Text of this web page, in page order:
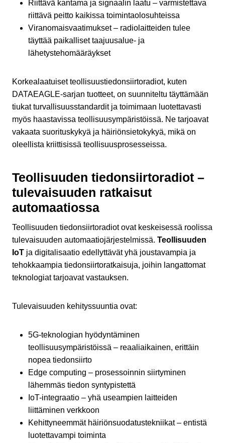
Riittävä kantama ja signaalin laatu – varmistettava
riittävä peitto kaikissa toimintaolosuhteissa
Viranomaisvaatimukset – radiolaitteiden tulee
täyttää paikalliset taajuusalue- ja
lähetystehomääräykset
Korkealaatuiset teollisuustiedonsiirtoradiot, kuten
DATAEAGLE-sarjan tuotteet, on suunniteltu täyttämään
tiukat turvallisuusstandardit ja toimimaan luotettavasti
myös haastavissa teollisuusympäristöissä. Ne tarjoavat
vakaata suorituskykyä ja häiriönsietokykyä, mikä on
oleellista kriittisissä teollisuusprosesseissa.
Teollisuuden tiedonsiirtoradiot –
tulevaisuuden ratkaisut
automaatiossa
Teollisuuden tiedonsiirtoradiot ovat keskeisessä roolissa
tulevaisuuden automaatiojärjestelmissä. Teollisuuden
IoT ja digitalisaatio edellyttävät yhä joustavampia ja
tehokkaampia tiedonsiirtoratkaisuja, joihin langattomat
teknologiat tarjoavat vastauksen.
Tulevaisuuden kehityssuuntia ovat:
5G-teknologian hyödyntäminen
teollisuusympäristöissä – reaaliaikainen, erittäin
nopea tiedonsiirto
Edge computing – prosessoinnin siirtyminen
lähemmäs tiedon syntypistettä
IoT-integraatio – yhä useampien laitteiden
liittäminen verkkoon
Kehittyneemmät häiriönsuodatustekniikat – entistä
luotettavampi toiminta